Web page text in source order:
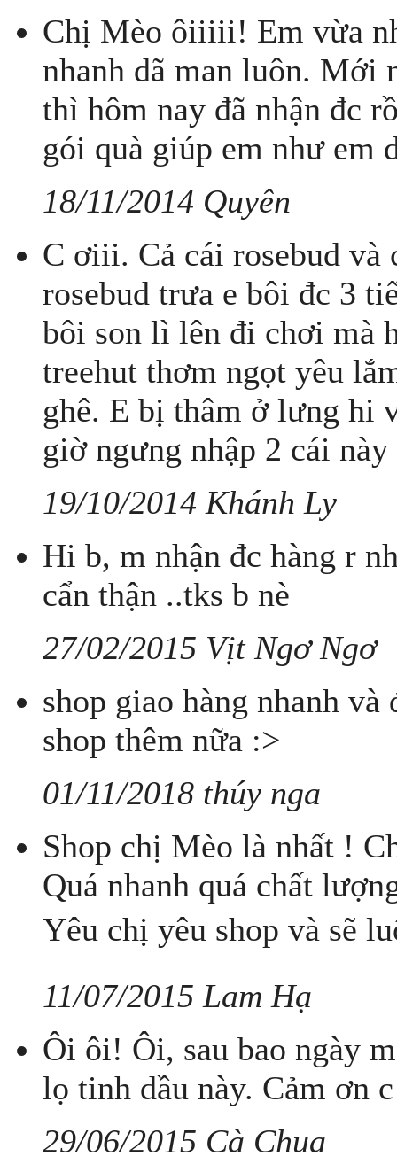
Chị Mèo ôiiiii! Em vừa
nhanh dã man luôn. Mới
thì hôm nay đã nhận đc
gói quà giúp em như em
18/11/2014 Quyên
C ơiii. Cả cái rosebud và
rosebud trưa e bôi đc 3
bôi son lì lên đi chơi mà
treehut thơm ngọt yêu
ghê. E bị thâm ở lưng hi
giờ ngưng nhập 2 cái
19/10/2014 Khánh Ly
Hi b, m nhận đc hàng r
cẩn thận ..tks b nè
27/02/2015 Vịt Ngơ Ngơ
shop giao hàng nhanh
shop thêm nữa :>
01/11/2018 thúy nga
Shop chị Mèo là nhất !
Quá nhanh quá chất
Yêu chị yêu shop và sẽ
11/07/2015 Lam Hạ
Ôi ôi! Ôi, sau bao ngày
lọ tinh dầu này. Cảm ơn
29/06/2015 Cà Chua